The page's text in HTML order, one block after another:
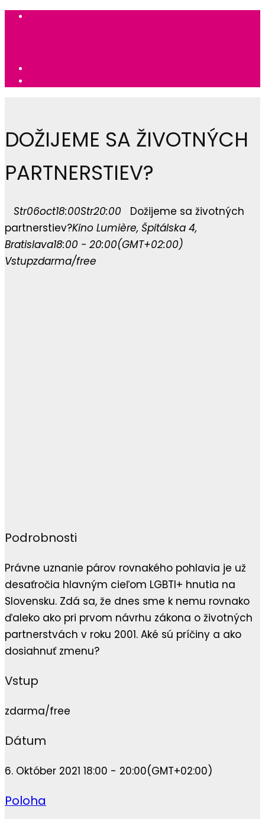
DOŽIJEME SA ŽIVOTNÝCH
PARTNERSTIEV?
Str06oct18:00Str20:00
Dožijeme sa životných
partnerstiev?Kino Lumière, Špitálska 4,
Bratislava18:00 - 20:00(GMT+02:00)
Vstupzdarma/free
Podrobnosti
Právne uznanie párov rovnakého pohlavia je už
desaťročia hlavným cieľom LGBTI+ hnutia na
Slovensku. Zdá sa, že dnes sme k nemu rovnako
ďaleko ako pri prvom návrhu zákona o životných
partnerstvách v roku 2001. Aké sú príčiny a ako
dosiahnuť zmenu?
Vstup
zdarma/free
Dátum
6. Október 2021 18:00 - 20:00(GMT+02:00)
Poloha